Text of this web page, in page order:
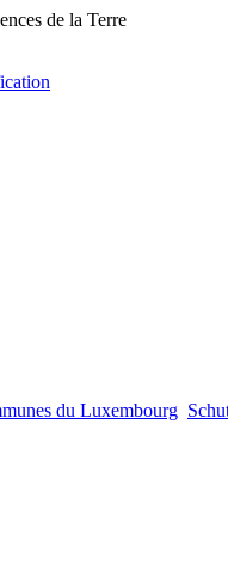
de la Terre
du Luxembourg